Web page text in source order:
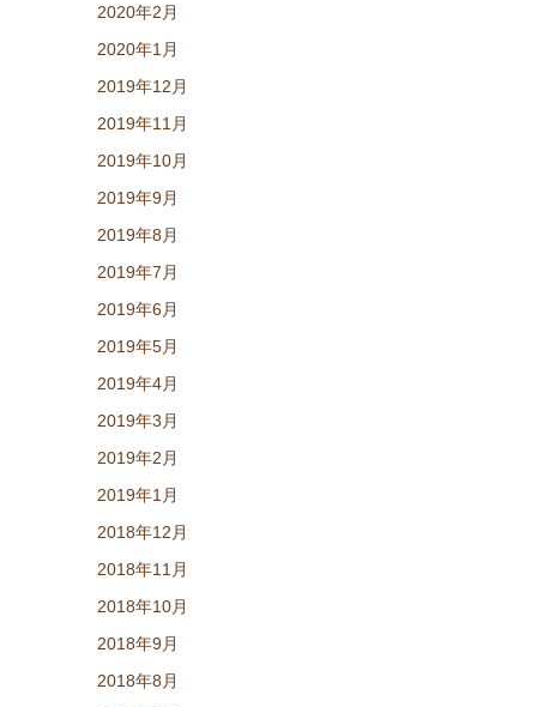
2020年2月
2020年1月
2019年12月
2019年11月
2019年10月
2019年9月
2019年8月
2019年7月
2019年6月
2019年5月
2019年4月
2019年3月
2019年2月
2019年1月
2018年12月
2018年11月
2018年10月
2018年9月
2018年8月